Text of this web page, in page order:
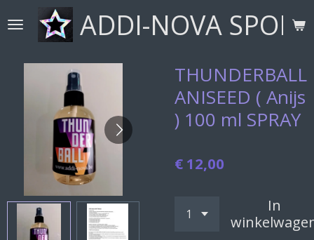
direct
hoofdinhoud
ADDI-NOVA
THUNDERBALL
ANISEED ( Anijs
) 100 ml SPRAY
€ 12,00
In